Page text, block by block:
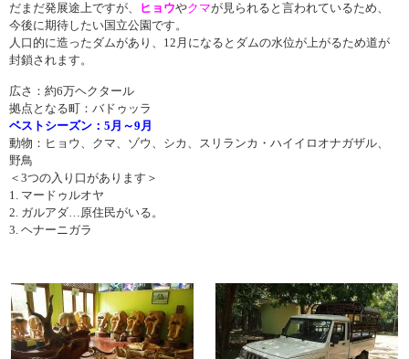
だまだ発展途上ですが、
ヒョウやクマが見られると言われているため、
今後に期待したい国立公園です。
人口的に造ったダムがあり、12月になるとダムの水位が上がるため道が
封鎖されます。
広さ：約6万ヘクタール
拠点となる町：バドゥッラ
ベストシーズン：5月～9月
動物：ヒョウ、クマ、ゾウ、シカ、スリランカ・ハイイロオナガザル、
野鳥
＜3つの入り口があります＞
1. マードゥルオヤ
2. ガルアダ…原住民がいる。
3. ヘナーニガラ